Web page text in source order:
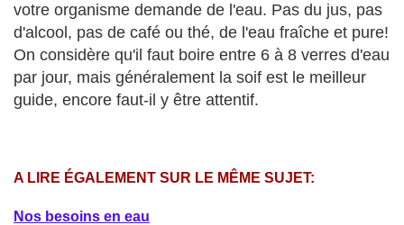
votre organisme demande de l'eau. Pas du jus, pas
d'alcool, pas de café ou thé, de l'eau fraîche et pure!
On considère qu'il faut boire entre 6 à 8 verres d'eau
par jour, mais généralement la soif est le meilleur
guide, encore faut-il y être attentif.
A LIRE ÉGALEMENT SUR LE MÊME SUJET:
Nos besoins en eau